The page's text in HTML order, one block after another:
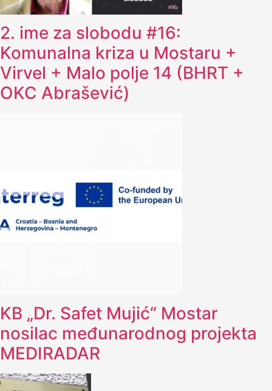
2. ime za slobodu #16:
Komunalna kriza u Mostaru +
Virvel + Malo polje 14 (BHRT +
OKC Abrašević)
KB „Dr. Safet Mujić“ Mostar
nosilac međunarodnog projekta
MEDIRADAR